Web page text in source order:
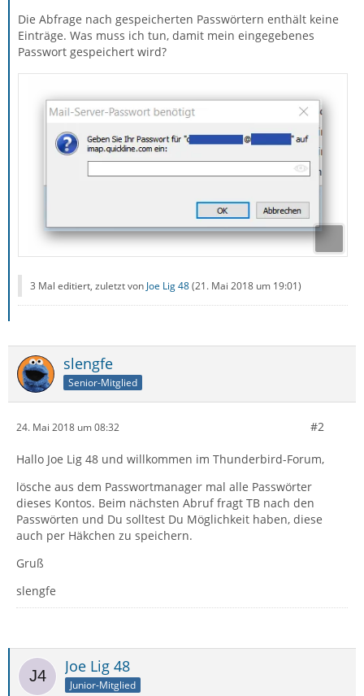
Die Abfrage nach gespeicherten Passwörtern enthält keine
Einträge. Was muss ich tun, damit mein eingegebenes
Passwort gespeichert wird?
3 Mal editiert, zuletzt von Joe Lig 48(21. Mai 2018 um 19:01)
slengfe
Senior-Mitglied
24. Mai 2018 um 08:32 #2
Hallo Joe Lig 48 und willkommen im Thunderbird-Forum,
lösche aus dem Passwortmanager mal alle Passwörter
dieses Kontos. Beim nächsten Abruf fragt TB nach den
Passwörten und Du solltest Du Möglichkeit haben, diese
auch per Häkchen zu speichern.
Gruß
slengfe
Joe Lig 48
Junior-Mitglied